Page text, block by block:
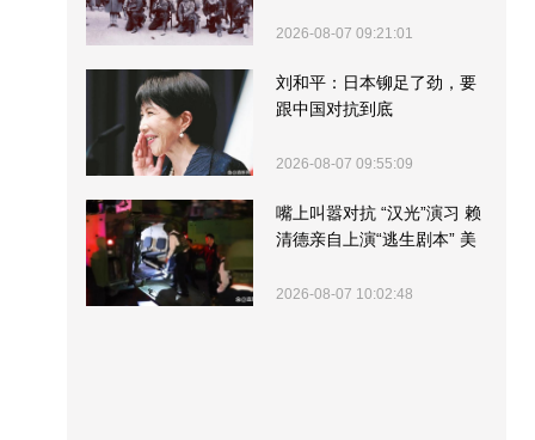
2026-08-07 09:21:01
刘和平：日本铆足了劲，要
跟中国对抗到底
2026-08-07 09:55:09
嘴上叫嚣对抗 “汉光”演习 赖
清德亲自上演“逃生剧本” 美
2026-08-07 10:02:48